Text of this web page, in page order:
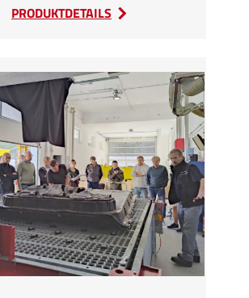
PRODUKTDETAILS
:
in
Hohenroda